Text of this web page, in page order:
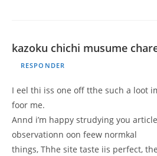
kazoku chichi musume
RESPONDER
I eel thi iss one off tthe such a loot
foor me.
Annd i’m happy strudying you
observationn oon feew normkal
things, Thhe site taste iis perfect,